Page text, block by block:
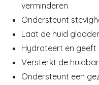
verminderen
Ondersteunt
Laat de huid
Hydrateert en geeft
Versterkt de
Ondersteunt een